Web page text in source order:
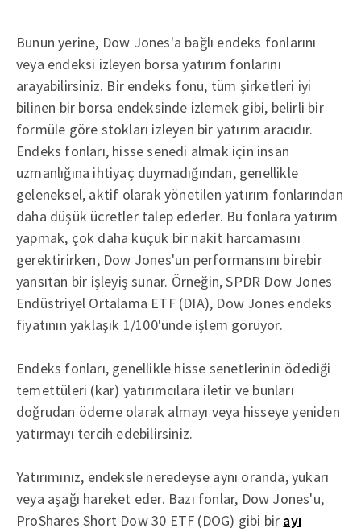
Bunun yerine, Dow Jones'a bağlı endeks fonlarını
veya endeksi izleyen borsa yatırım fonlarını
arayabilirsiniz. Bir endeks fonu, tüm şirketleri iyi
bilinen bir borsa endeksinde izlemek gibi, belirli bir
formüle göre stokları izleyen bir yatırım aracıdır.
Endeks fonları, hisse senedi almak için insan
uzmanlığına ihtiyaç duymadığından, genellikle
geleneksel, aktif olarak yönetilen yatırım fonlarından
daha düşük ücretler talep ederler. Bu fonlara yatırım
yapmak, çok daha küçük bir nakit harcamasını
gerektirirken, Dow Jones'un performansını birebir
yansıtan bir işleyiş sunar. Örneğin, SPDR Dow Jones
Endüstriyel Ortalama ETF (DIA), Dow Jones endeks
fiyatının yaklaşık 1/100'ünde işlem görüyor.
Endeks fonları, genellikle hisse senetlerinin ödediği
temettüleri (kar) yatırımcılara iletir ve bunları
doğrudan ödeme olarak almayı veya hisseye yeniden
yatırmayı tercih edebilirsiniz.
Yatırımınız, endeksle neredeyse aynı oranda, yukarı
veya aşağı hareket eder. Bazı fonlar, Dow Jones'u,
ProShares Short Dow 30 ETF (DOG) gibi bir ayı